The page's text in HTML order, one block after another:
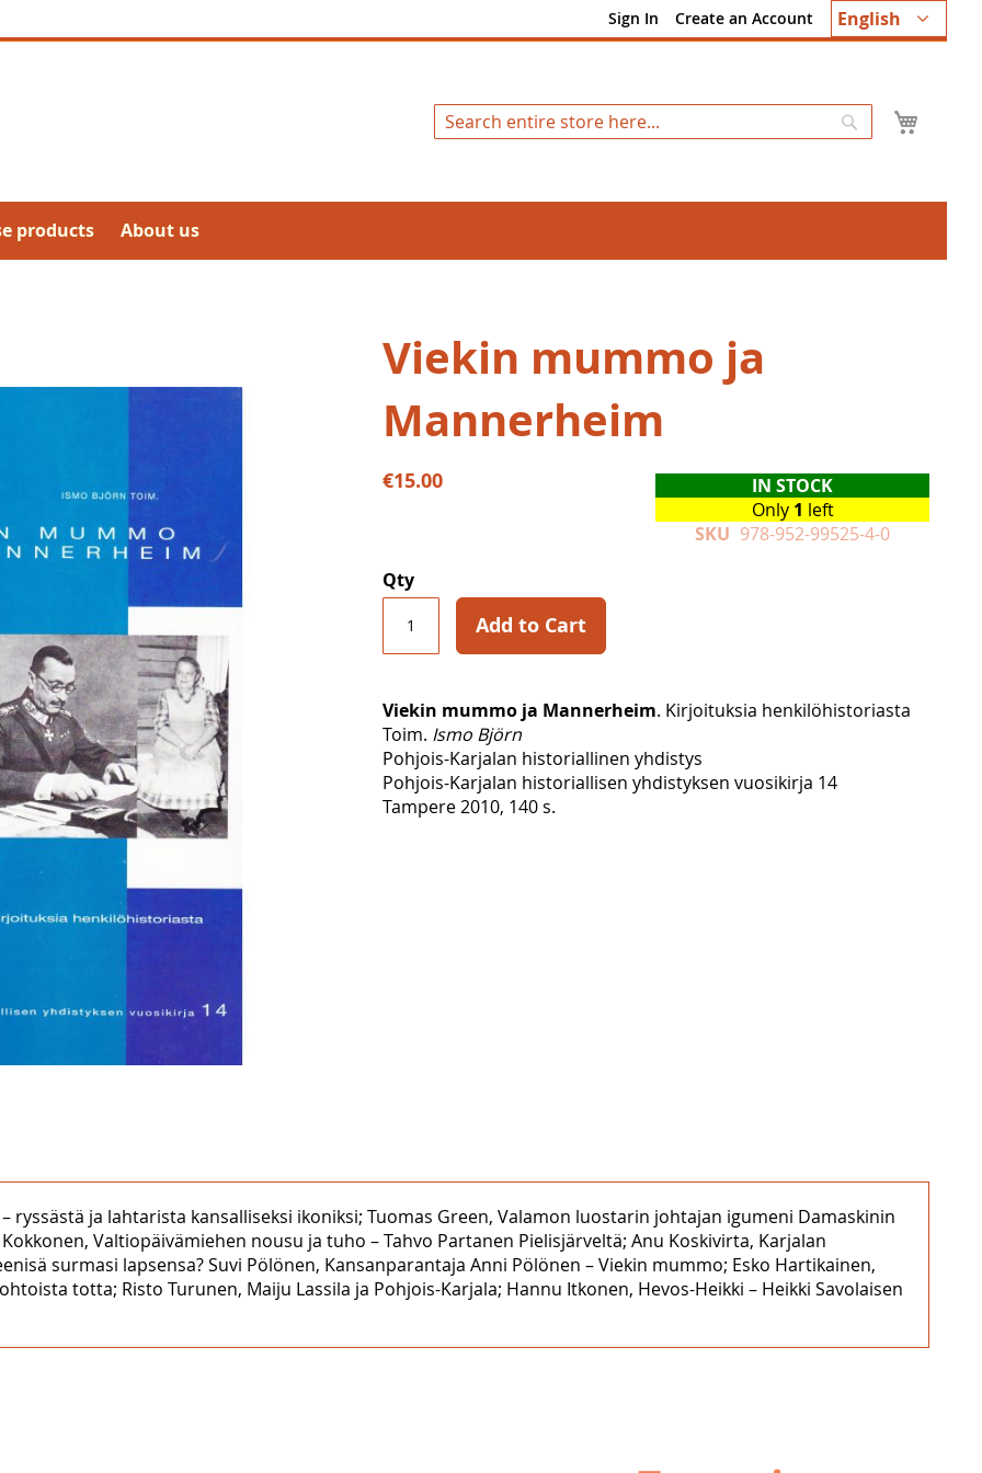
Language
English
Sign In Create an Account
Search
products About us
Viekin mummo ja
Mannerheim
€15.00
IN STOCK
Only 1 left
SKU 978-952-99525-4-0
Qty
Add to Cart
Viekin mummo ja Mannerheim. Kirjoituksia henkilöhistoriasta
Toim. Ismo Björn
Pohjois-Karjalan historiallinen yhdistys
Pohjois-Karjalan historiallisen yhdistyksen vuosikirja 14
Tampere 2010, 140 s.
ryssästä ja lahtarista kansalliseksi ikoniksi; Tuomas Green, Valamon luostarin johtajan igumeni Damaskinin
Valtiopäivämiehen nousu ja tuho – Tahvo Partanen Pielisjärveltä; Anu Koskivirta, Karjalan
surmasi lapsensa? Suvi Pölönen, Kansanparantaja Anni Pölönen – Viekin mummo; Esko Hartikainen,
totta; Risto Turunen, Maiju Lassila ja Pohjois-Karjala; Hannu Itkonen, Hevos-Heikki – Heikki Savolaisen